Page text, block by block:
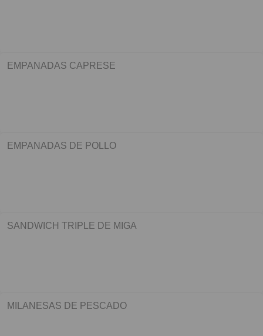
EMPANADAS CAPRESE
EMPANADAS DE POLLO
SANDWICH TRIPLE DE MIGA
MILANESAS DE PESCADO